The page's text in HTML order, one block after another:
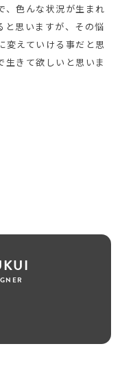
、色んな状況が生まれ
と思いますが、その悩
変えていける事だと思
生きて欲しいと思いま